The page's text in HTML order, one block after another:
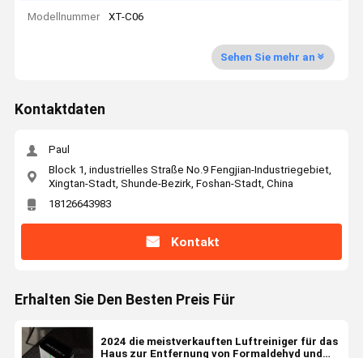
Modellnummer XT-C06
Sehen Sie mehr an
Kontaktdaten
Paul
Block 1, industrielles Straße No.9 Fengjian-Industriegebiet,
Xingtan-Stadt, Shunde-Bezirk, Foshan-Stadt, China
18126643983
Kontakt
Erhalten Sie Den Besten Preis Für
2024 die meistverkauften Luftreiniger für das
Haus zur Entfernung von Formaldehyd und